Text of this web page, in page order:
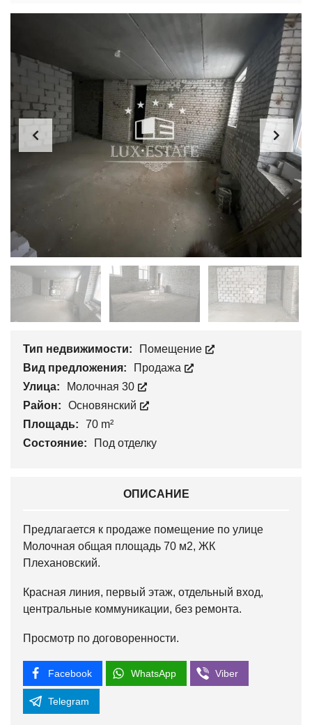
Тип недвижимости:
Помещение
Вид предложения:
Продажа
Улица:
Молочная 30
Район:
Основянский
Площадь:
70 m²
Состояние:
Под отделку
ОПИСАНИЕ
Предлагается к продаже помещение по улице
Молочная общая площадь 70 м2, ЖК
Плехановский.
Красная линия, первый этаж, отдельный вход,
центральные коммуникации, без ремонта.
Просмотр по договоренности.
Facebook WhatsApp Viber
Telegram